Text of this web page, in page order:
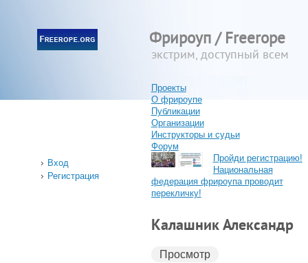
Фрироуп / Freerope
экстрим, доступный всем
Проекты
О фрироупе
Публикации
Организации
Инструкторы и судьи
Форум
Вход
Регистрация
Пройди регистрацию!
Национальная
федерация фрироупа проводит
перекличку!
Калашник Александр
Просмотр